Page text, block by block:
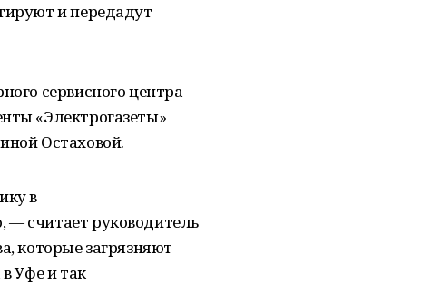
и передадут
сервисного центра
«Электрогазеты»
Остаховой.
в
— считает руководитель
которые загрязняют
Уфе и так